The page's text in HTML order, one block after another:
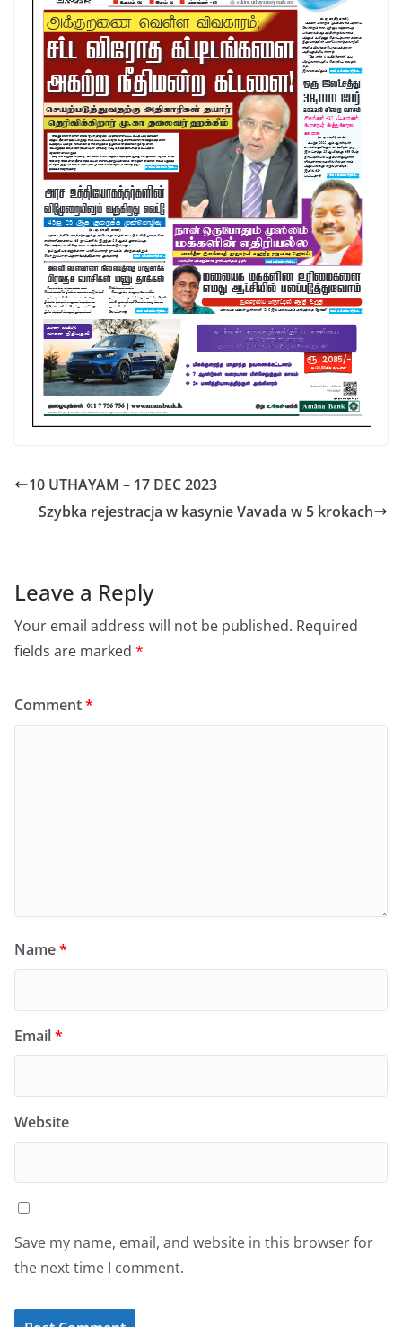
10 UTHAYAM – 17 DEC 2023
Szybka rejestracja w kasynie Vavada w 5 krokach
Leave a Reply
Your email address will not be published. Required
fields are marked *
Comment*
Name*
Email*
Website
Save my name, email, and website in this browser for
the next time I comment.